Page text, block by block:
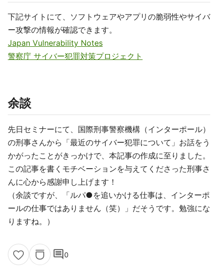
下記サイトにて、ソフトウェアやアプリの脆弱性やサイバ
ー攻撃の情報が確認できます。
Japan Vulnerability Notes
警察庁 サイバー犯罪対策プロジェクト
余談
先日セミナーにて、国際刑事警察機構（インターポール）
の刑事さんから「最近のサイバー犯罪について」お話をう
かがったことがきっかけで、本記事の作成に至りました。
この記事を書くモチベーションを与えてくださった刑事さ
んに心から感謝申し上げます！
（余談ですが、「ルパ●を追いかける仕事は、インターポ
ールの仕事ではありません（笑）」だそうです。勉強にな
りますね。）
comment0